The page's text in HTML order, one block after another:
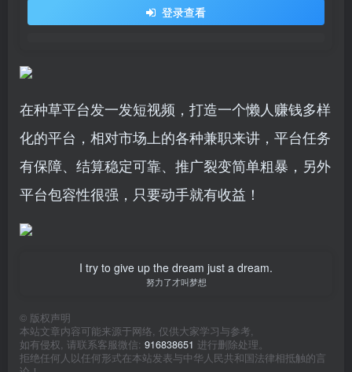
登录查看
在种草平台发一发短视频，打造一个懒人赚钱多样
化的平台，相对市场上的各种兼职来讲，平台任务
有保障、结算稳定可靠、推广裂变简单粗暴，另外
平台包容性很强，只要动手就有收益！
I try to give up the dream just a dream.
努力了才叫梦想
© 版权声明
本站文章内容可能来源于网络, 仅供大家学习与参考,
如有侵权, 请联系客服微信: 916838651 进行删除处理。
拒绝任何人以任何形式在本站发表与中华人民共和国法律相抵触的言